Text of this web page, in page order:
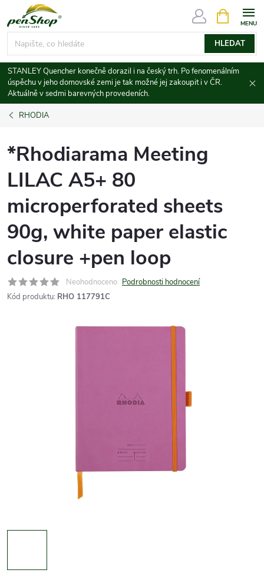
na
obsah
HLEDAT
NÁKUPNÍ
KOŠÍK
STANLEY Quencher konečně dorazil i na český trh. Po fenomenálním
úspěchu v jeho domovské zemi je tak možné jej zakoupit i v ČR.
Aktuálně v sedmi barevných provedeních.
RHODIA
*Rhodiarama Meeting
LILAC A5+ 80
microperforated sheets
90g, white paper elastic
closure +pen loop
Neohodnoceno Podrobnosti hodnocení
Kód produktu: RHO 117791C